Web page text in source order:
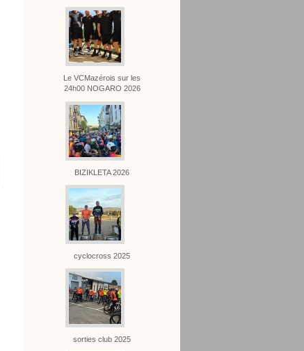
Le VCMazérois sur les
24h00 NOGARO 2026
BIZIKLETA 2026
cyclocross 2025
sorties club 2025